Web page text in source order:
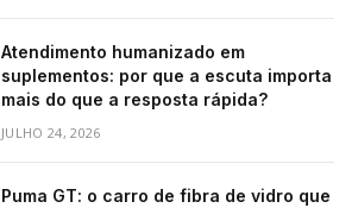
Atendimento humanizado em
suplementos: por que a escuta importa
mais do que a resposta rápida?
JULHO 24, 2026
Puma GT: o carro de fibra de vidro que